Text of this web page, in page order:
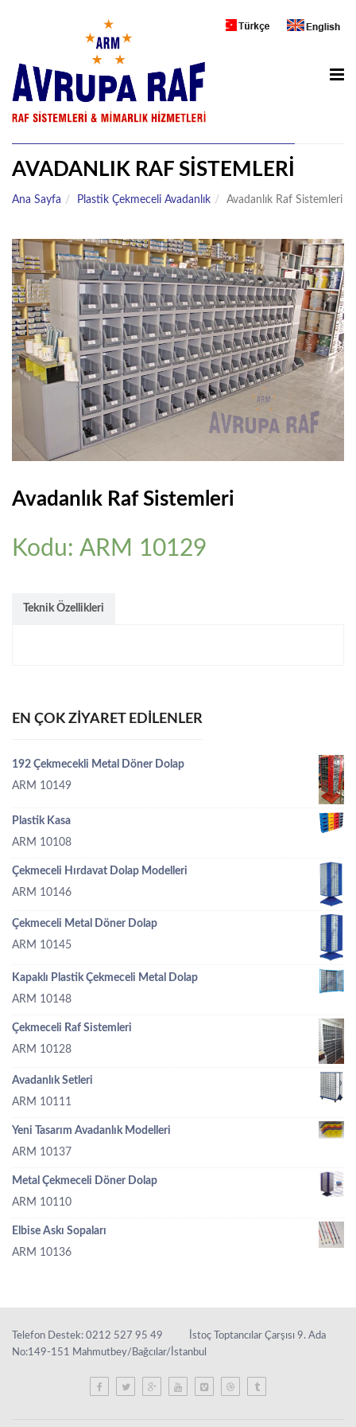
AVADANLIK RAF SISTEMLERI
Ana Sayfa Plastik Çekmeceli Avadanlık Avadanlık Raf Sistemleri
Avadanlık Raf Sistemleri
Kodu: ARM 10129
Teknik Özellikleri
EN ÇOK ZIYARET EDILENLER
192 Çekmecekli Metal Döner Dolap
ARM 10149
Plastik Kasa
ARM 10108
Çekmeceli Hırdavat Dolap Modelleri
ARM 10146
Çekmeceli Metal Döner Dolap
ARM 10145
Kapaklı Plastik Çekmeceli Metal Dolap
ARM 10148
Çekmeceli Raf Sistemleri
ARM 10128
Avadanlık Setleri
ARM 10111
Yeni Tasarım Avadanlık Modelleri
ARM 10137
Metal Çekmeceli Döner Dolap
ARM 10110
Elbise Askı Sopaları
ARM 10136
Telefon Destek: 0212 527 95 49
İstoç Toptancılar Çarşısı 9. Ada
No:149-151 Mahmutbey/Bağcılar/İstanbul
METAL MARKET RAFLARI
AHŞAP MAĞAZA RAFLARI
SOĞUTUCU DOLAP
ZÜCCACIYE RAFLARI
UNLU MAMÜLLER
ECZANE RAFLARI
TEŞHIR STANDLARI
PLASTIK ÇEKMECELI AVADANLIK
BANKO&VITRIN
CAMLI VITRIN BANKOLARI
REFERANSLAR